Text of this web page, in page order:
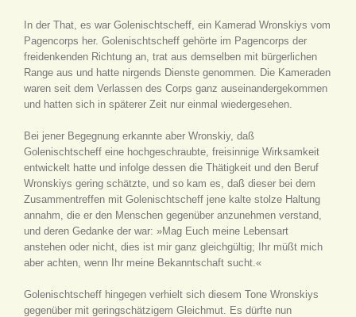
In der That, es war Golenischtscheff, ein Kamerad Wronskiys vom
Pagencorps her. Golenischtscheff gehörte im Pagencorps der
freidenkenden Richtung an, trat aus demselben mit bürgerlichen
Range aus und hatte nirgends Dienste genommen. Die Kameraden
waren seit dem Verlassen des Corps ganz auseinandergekommen
und hatten sich in späterer Zeit nur einmal wiedergesehen.
Bei jener Begegnung erkannte aber Wronskiy, daß
Golenischtscheff eine hochgeschraubte, freisinnige Wirksamkeit
entwickelt hatte und infolge dessen die Thätigkeit und den Beruf
Wronskiys gering schätzte, und so kam es, daß dieser bei dem
Zusammentreffen mit Golenischtscheff jene kalte stolze Haltung
annahm, die er den Menschen gegenüber anzunehmen verstand,
und deren Gedanke der war: »Mag Euch meine Lebensart
anstehen oder nicht, dies ist mir ganz gleichgültig; Ihr müßt mich
aber achten, wenn Ihr meine Bekanntschaft sucht.«
Golenischtscheff hingegen verhielt sich diesem Tone Wronskiys
gegenüber mit geringschätzigem Gleichmut. Es dürfte nun